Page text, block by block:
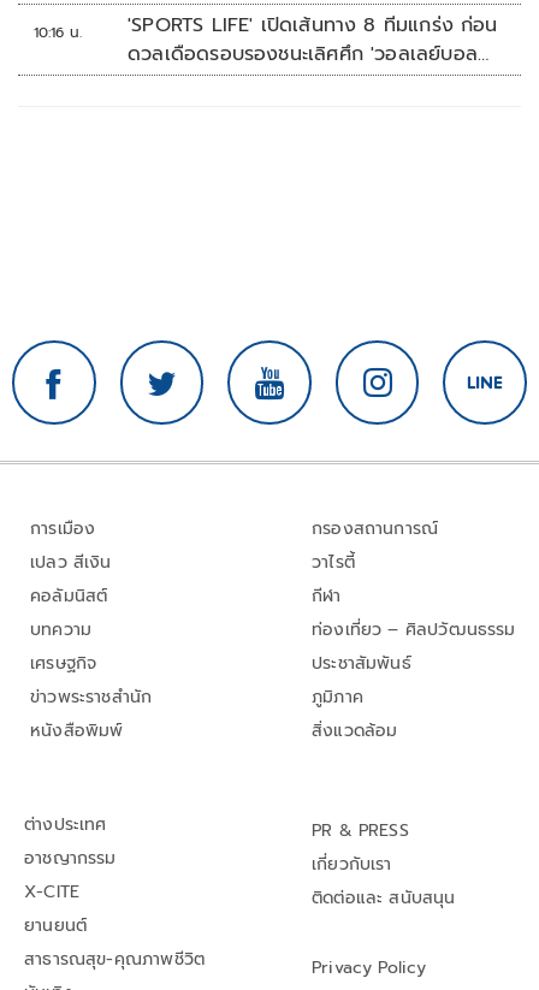
10:16 น.
'SPORTS LIFE' เปิดเส้นทาง 8 ทีมแกร่ง ก่อน
ดวลเดือดรอบรองชนะเลิศศึก 'วอลเลย์บอล
นักเรียน แชมป์กีฬา 7HD 2026'
การเมือง
เปลว สีเงิน
คอลัมนิสต์
บทความ
เศรษฐกิจ
ข่าวพระราชสำนัก
หนังสือพิมพ์
กรองสถานการณ์
วาไรตี้
กีฬา
ท่องเที่ยว – ศิลปวัฒนธรรม
ประชาสัมพันธ์
ภูมิภาค
สิ่งแวดล้อม
ต่างประเทศ
อาชญากรรม
X-CITE
ยานยนต์
สาธารณสุข-คุณภาพชีวิต
PR & PRESS
เกี่ยวกับเรา
ติดต่อและ สนับสนุน
Privacy Policy